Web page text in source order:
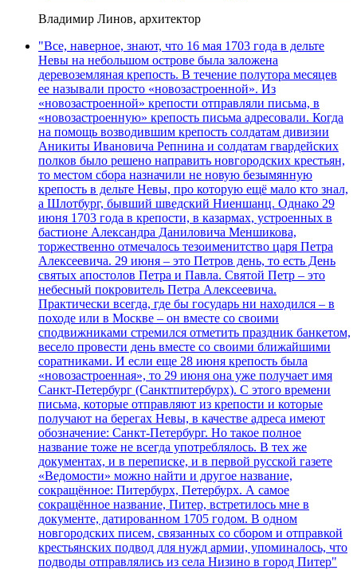
Владимир Линов, архитектор
"Все, наверное, знают, что 16 мая 1703 года в дельте
Невы на небольшом острове была заложена
деревоземляная крепость. В течение полутора месяцев
ее называли просто «новозастроенной». Из
«новозастроенной» крепости отправляли письма, в
«новозастроенную» крепость письма адресовали. Когда
на помощь возводившим крепость солдатам дивизии
Аникиты Ивановича Репнина и солдатам гвардейских
полков было решено направить новгородских крестьян,
то местом сбора назначили не новую безымянную
крепость в дельте Невы, про которую ещё мало кто знал,
а Шлотбург, бывший шведский Ниеншанц. Однако 29
июня 1703 года в крепости, в казармах, устроенных в
бастионе Александра Даниловича Меншикова,
торжественно отмечалось тезоименитство царя Петра
Алексеевича. 29 июня – это Петров день, то есть День
святых апостолов Петра и Павла. Святой Петр – это
небесный покровитель Петра Алексеевича.
Практически всегда, где бы государь ни находился – в
походе или в Москве – он вместе со своими
сподвижниками стремился отметить праздник банкетом,
весело провести день вместе со своими ближайшими
соратниками. И если еще 28 июня крепость была
«новозастроенная», то 29 июня она уже получает имя
Санкт-Петербург (Санктпитербурх). С этого времени
письма, которые отправляют из крепости и которые
получают на берегах Невы, в качестве адреса имеют
обозначение: Санкт-Петербург. Но такое полное
название тоже не всегда употреблялось. В тех же
документах, и в переписке, и в первой русской газете
«Ведомости» можно найти и другое название,
сокращённое: Питербурх, Петербурх. А самое
сокращённое название, Питер, встретилось мне в
документе, датированном 1705 годом. В одном
новгородских писем, связанных со сбором и отправкой
крестьянских подвод для нужд армии, упоминалось, что
подводы отправлялись из села Низино в город Питер"